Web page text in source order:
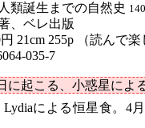
類誕生までの自然史
、ベレ出版
21cm 255p （読んで楽
035-7
に起こる、小惑星によ
Lydiaによる恒星食。4